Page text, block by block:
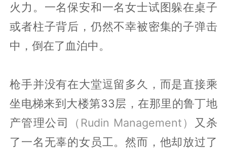
火力。一名保安和一名女士试图躲在桌子
或者柱子背后，仍然不幸被密集的子弹击
中，倒在了血泊中。
枪手并没有在大堂逗留多久，而是直接乘
坐电梯来到大楼第33层，在那里的鲁丁地
产管理公司
（Rudin Management）
又杀
了一名无辜的女员工。然而，他却放过了